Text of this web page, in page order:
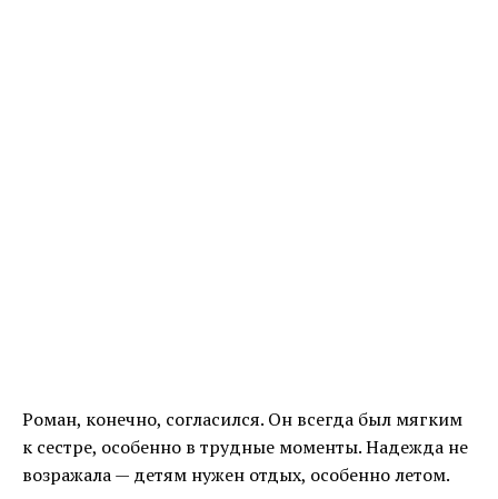
Роман, конечно, согласился. Он всегда был мягким
к сестре, особенно в трудные моменты. Надежда не
возражала — детям нужен отдых, особенно летом.